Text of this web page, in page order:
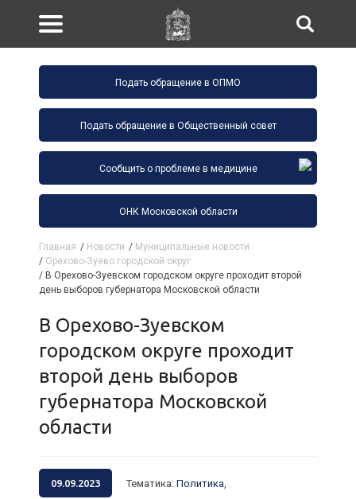
Подать обращение в ОПМО
Подать обращение в Общественный совет
Сообщить о проблеме в медицине
ОНК Московской области
Главная / Новости / Муниципальные новости
/ Орехово-Зуево городской округ
/ В Орехово-Зуевском городском округе проходит второй
день выборов губернатора Московской области
В Орехово-Зуевском
городском округе проходит
второй день выборов
губернатора Московской
области
09.09.2023 Тематика: Политика,